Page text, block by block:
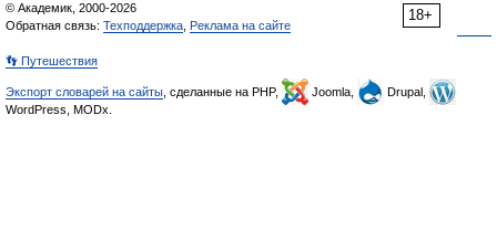
18+
© Академик, 2000-2026
Обратная связь: Техподдержка Реклама на сайте
👣 Путешествия
Экспорт словарей на сайты , сделанные на PHP, Joomla,
Drupal,
WordPress, MODx.